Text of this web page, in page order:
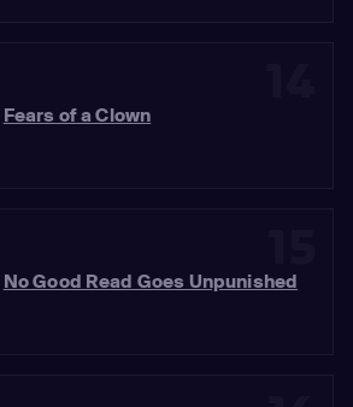
Fears of a Clown
No Good Read Goes Unpunished